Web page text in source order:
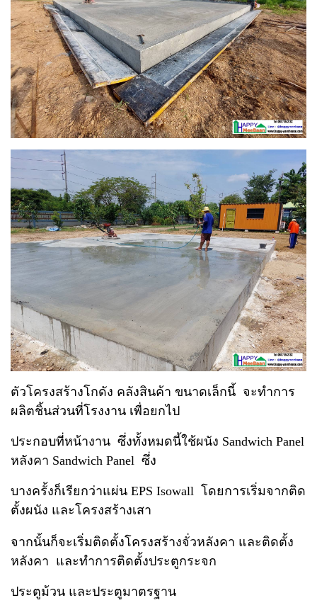
ตัวโครงสร้างโกดัง คลังสินค้า ขนาดเล็กนี้ จะทำการ
ผลิตชิ้นส่วนที่โรงงาน เพื่อยกไป
ประกอบที่หน้างาน ซึ่งทั้งหมดนี้ใช้ผนัง Sandwich Panel
หลังคา Sandwich Panel ซึ่ง
บางครั้งก็เรียกว่าแผ่น EPS Isowall โดยการเริ่มจากติด
ตั้งผนัง และโครงสร้างเสา
จากนั้นก็จะเริ่มติดตั้งโครงสร้างจั่วหลังคา และติดตั้ง
หลังคา และทำการติดตั้งประตูกระจก
ประตูม้วน และประตูมาตรฐาน